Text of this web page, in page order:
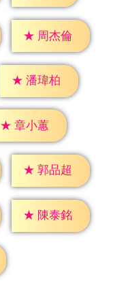
★ 周杰倫
★ 潘瑋柏
★ 章小蕙
★ 郭品超
★ 陳泰銘